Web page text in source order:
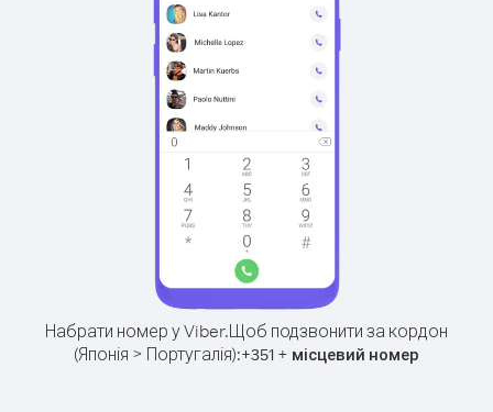
Набрати номер у Viber.Щоб подзвонити за кордон
(Японія > Португалія):+351 + місцевий номер